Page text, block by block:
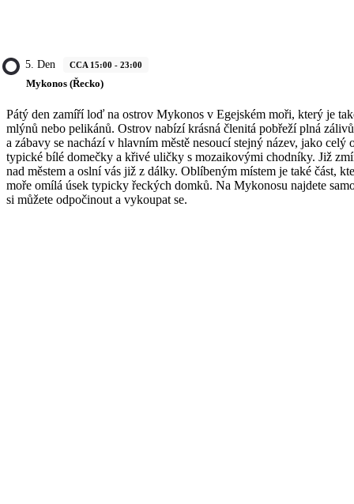
5. Den CCA 15:00 - 23:00
Mykonos (Řecko)
Pátý den zamíří loď na ostrov Mykonos v Egejském moři, který je
mlýnů nebo pelikánů. Ostrov nabízí krásná členitá pobřeží plná
a zábavy se nachází v hlavním městě nesoucí stejný název, jako celý
typické bílé domečky a křivé uličky s mozaikovými chodníky. Již
nad městem a oslní vás již z dálky. Oblíbeným místem je také část,
moře omílá úsek typicky řeckých domků. Na Mykonosu najdete
si můžete odpočinout a vykoupat se.